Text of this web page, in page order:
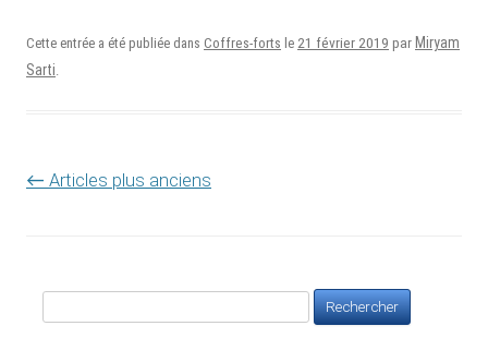
Cette entrée a été publiée dans Coffres-forts le 21 février 2019 par Miryam
Sarti.
← Articles plus anciens